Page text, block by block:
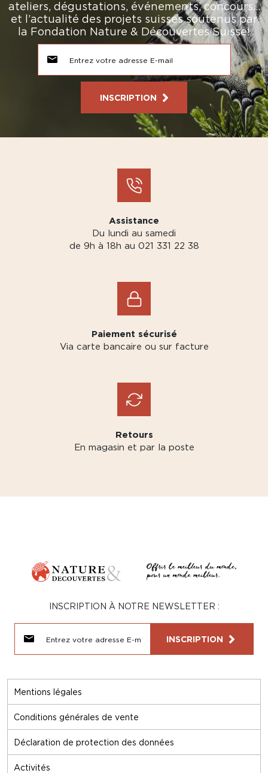
ateliers, dégustations, événements, concours…
et l’actualité des projets suisses soutenus par
la Fondation Nature & Découvertes Suisse!
INSCRIPTION
Assistance
Du lundi au samedi
de 9h à 18h au 021 331 22 38
Paiement sécurisé
Via carte bancaire ou sur facture
Retours
En magasin et par la poste
Mentions légales
Conditions générales de vente
Déclaration de protection des données
Activités
INSCRIPTION À NOTRE NEWSLETTER :
INSCRIPTION